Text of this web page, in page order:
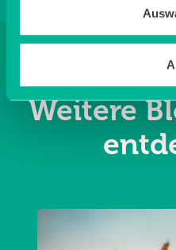
Weitere